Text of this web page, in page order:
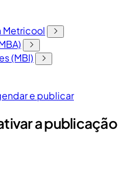
Metricool
(MBI)
e publicar
a publicação